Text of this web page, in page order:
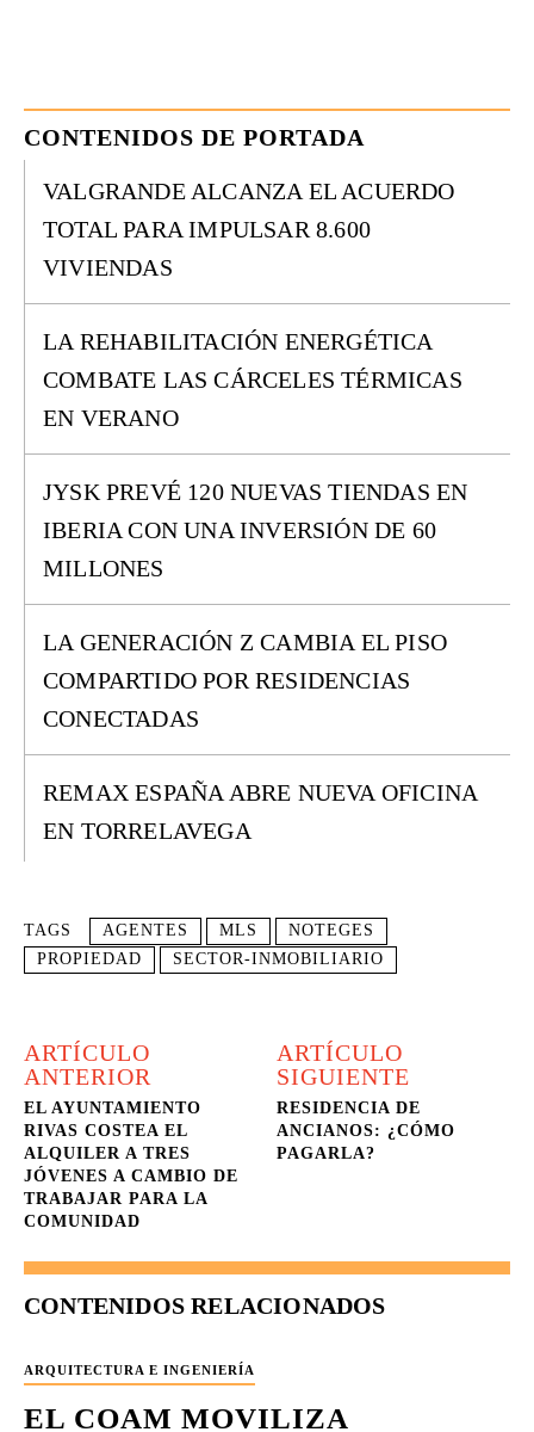
CONTENIDOS DE PORTADA
VALGRANDE ALCANZA EL ACUERDO
TOTAL PARA IMPULSAR 8.600
VIVIENDAS
LA REHABILITACIÓN ENERGÉTICA
COMBATE LAS CÁRCELES TÉRMICAS
EN VERANO
JYSK PREVÉ 120 NUEVAS TIENDAS EN
IBERIA CON UNA INVERSIÓN DE 60
MILLONES
LA GENERACIÓN Z CAMBIA EL PISO
COMPARTIDO POR RESIDENCIAS
CONECTADAS
REMAX ESPAÑA ABRE NUEVA OFICINA
EN TORRELAVEGA
TAGS AGENTES MLS
NOTEGES
PROPIEDAD
SECTOR-INMOBILIARIO
ARTÍCULO
ANTERIOR
EL AYUNTAMIENTO
RIVAS COSTEA EL
ALQUILER A TRES
JÓVENES A CAMBIO DE
TRABAJAR PARA LA
COMUNIDAD
ARTÍCULO
SIGUIENTE
RESIDENCIA DE
ANCIANOS: ¿CÓMO
PAGARLA?
CONTENIDOS RELACIONADOS
ARQUITECTURA E INGENIERÍA
EL COAM MOVILIZA